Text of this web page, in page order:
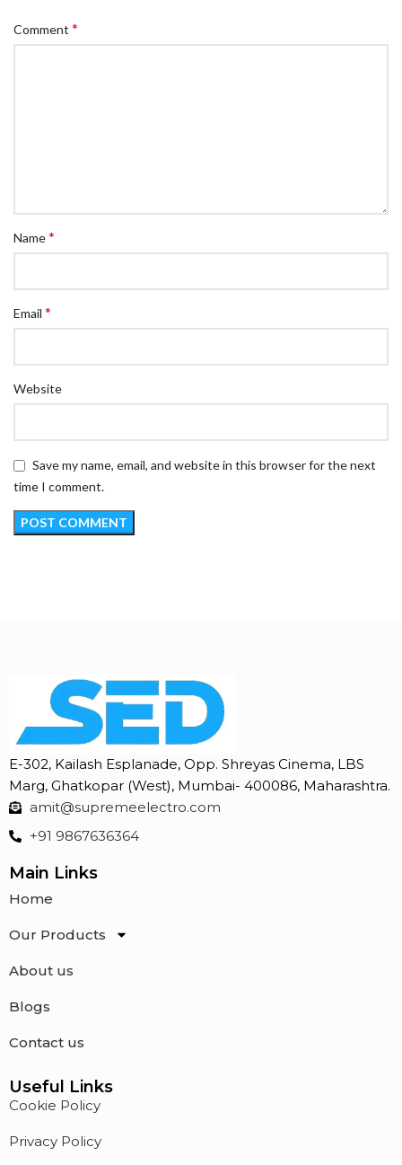
Comment *
Name*
Email *
Website
Save my name, email, and website in this browser for the next
time I comment.
E-302, Kailash Esplanade, Opp. Shreyas Cinema, LBS
Marg, Ghatkopar (West), Mumbai- 400086, Maharashtra.
amit@supremeelectro.com
+91 9867636364
Main Links
Home
Our Products
About us
Blogs
Contact us
Useful Links
Cookie Policy
Privacy Policy